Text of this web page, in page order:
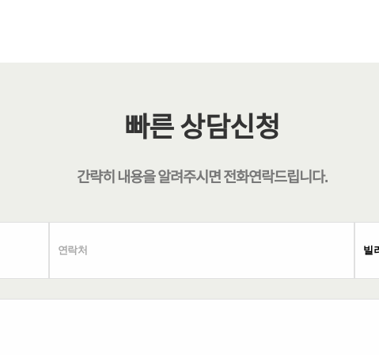
빠른 상담신청
간략히 내용을 알려주시면전화연락드립니다.